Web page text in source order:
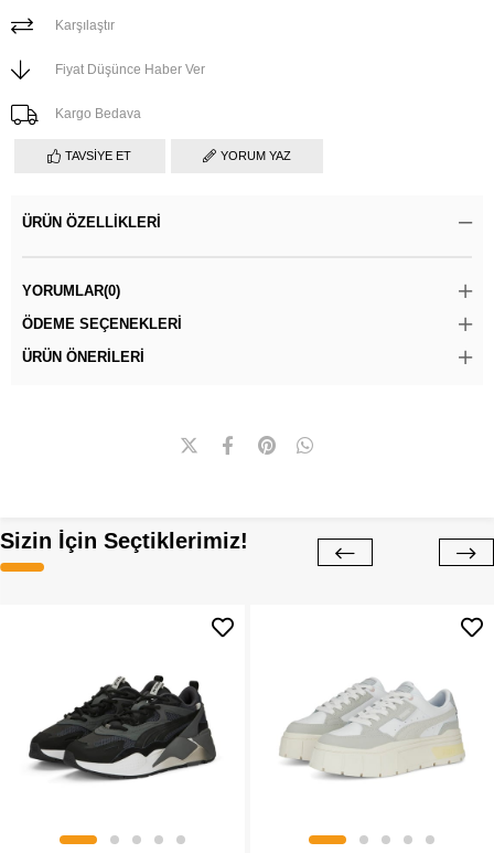
Karşılaştır
Fiyat Düşünce Haber Ver
Kargo Bedava
TAVSIYE ET YORUM YAZ
ÜRÜN ÖZELLIKLERI
YORUMLAR(0)
ÖDEME SEÇENEKLERI
ÜRÜN ÖNERILERI
Sizin İçin Seçtiklerimiz!